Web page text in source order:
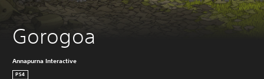
Gorogoa
Annapurna Interactive
PS4